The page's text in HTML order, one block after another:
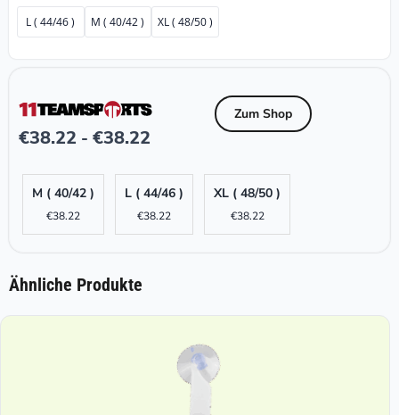
L ( 44/46 ) M ( 40/42 ) XL ( 48/50 )
€38.22 - €38.22
Zum Shop
M ( 40/42 )
€38.22
L ( 44/46 )
€38.22
XL ( 48/50 )
€38.22
Ähnliche Produkte